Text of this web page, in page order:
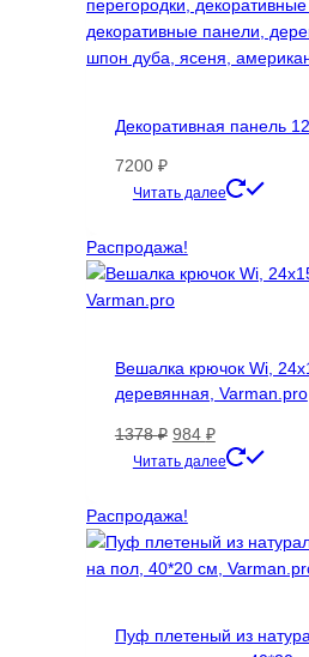
Декоративная панель
7200 ₽
Читать далее
на
Распродажа!
Вешалка крючок Wi,
деревянная, Varman.pro
1378₽ Первоначальная
цена
1378 ₽.
984 ₽Текущая
цена:
Читать далее
Распродажа!
Пуф плетеный из